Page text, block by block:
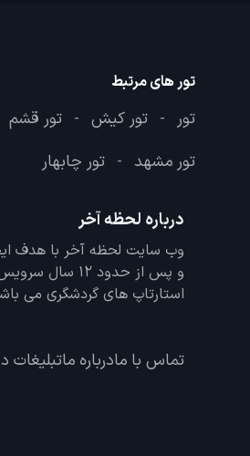
تور های مرتبط
تور - تور کیش - تور قشم
تور مشهد - تور چابهار
درباره لحظه آخر
و پس از حدود
استارتاپ های گردشگری می
تماس با مادرباره ماتبلیغات